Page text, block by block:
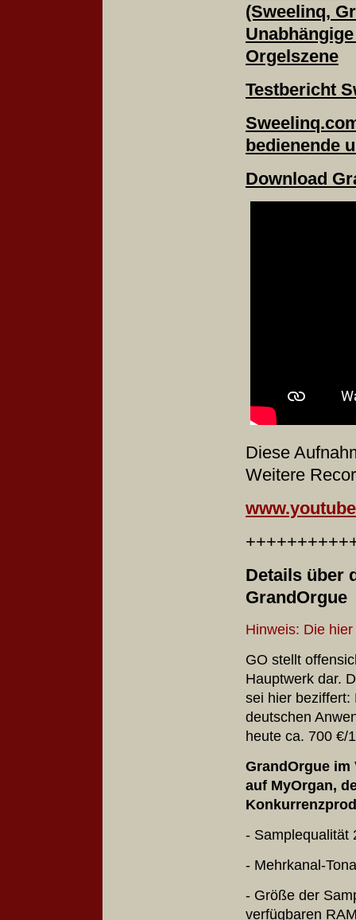
(Sweelinq,
Orgelszene
Testbericht
bedienende
Download
Diese
Weitere
Details über
GrandOrgue
Hinweis: Die
GO stellt
Hauptwerk dar.
sei hier beziffert:
deutschen
heute ca. 700 €/
GrandOrgue
auf MyOrgan,
- Samplequalität
- Mehrkanal-
- Größe der
verfügbaren